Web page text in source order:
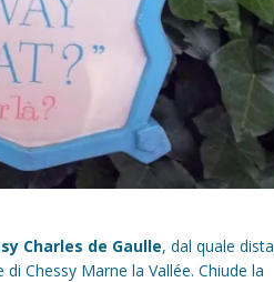
Charles de Gaulle, dal quale dista
di Chessy Marne la Vallée. Chiude la